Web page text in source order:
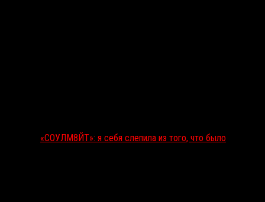
«СОУЛМ8ЙТ»: я себя слепила из того, что было